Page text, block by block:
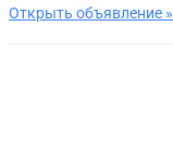
Открыть объявление »